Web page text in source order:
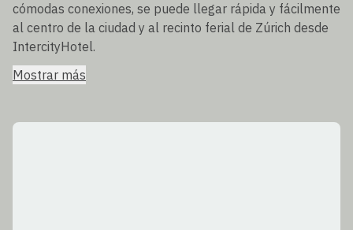
cómodas conexiones, se puede llegar rápida y fácilmente
al centro de la ciudad y al recinto ferial de Zúrich desde
IntercityHotel.
Mostrar más